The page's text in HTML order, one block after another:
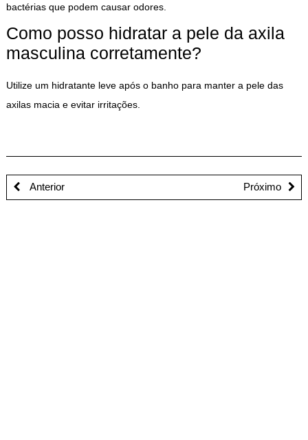
bactérias que podem causar odores.
Como posso hidratar a pele da axila
masculina corretamente?
Utilize um hidratante leve após o banho para manter a pele das
axilas macia e evitar irritações.
Anterior Próximo